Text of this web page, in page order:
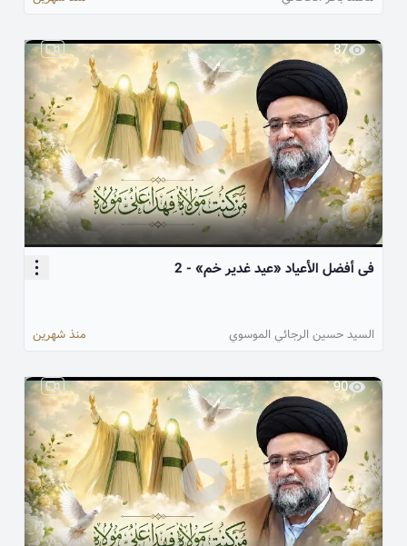
87
فی أفضل الأعیاد «عید غدیر خم» - 2
السيد حسين الرجائي الموسوي منذ شهرين
90